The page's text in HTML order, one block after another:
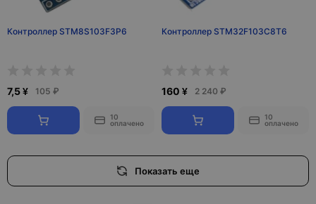
Контроллер STM8S103F3P6
7,5 ¥ 105 ₽
10
оплачено
Контроллер STM32F103C8T6
160 ¥ 2 240 ₽
10
оплачено
Показать еще